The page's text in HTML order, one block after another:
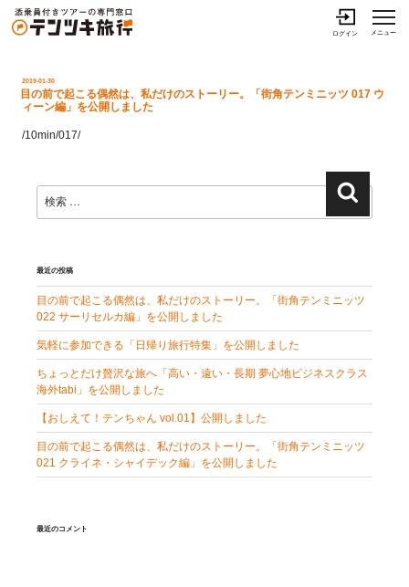
ログイン メニュー
投
稿
日:
2019-01-30
目の前で起こる偶然は、私だけのストーリー。「街角テンミニッツ 017 ウ
ィーン編」を公開しました
/10min/017/
検
索:
最近の投稿
目の前で起こる偶然は、私だけのストーリー。「街角テンミニッツ
022 サーリセルカ編」を公開しました
気軽に参加できる「日帰り旅行特集」を公開しました
ちょっとだけ贅沢な旅へ「高い・遠い・長期 夢心地ビジネスクラス
海外tabi」を公開しました
【おしえて！テンちゃん vol.01】公開しました
目の前で起こる偶然は、私だけのストーリー。「街角テンミニッツ
021 クライネ・シャイデック編」を公開しました
最近のコメント